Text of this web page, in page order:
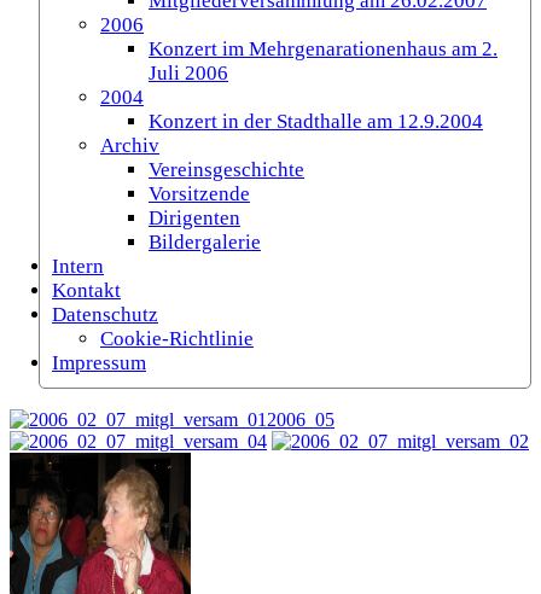
2006
Konzert im Mehrgenarationenhaus am 2.
Juli 2006
2004
Konzert in der Stadthalle am 12.9.2004
Archiv
Vereinsgeschichte
Vorsitzende
Dirigenten
Bildergalerie
Intern
Kontakt
Datenschutz
Cookie-Richtlinie
Impressum